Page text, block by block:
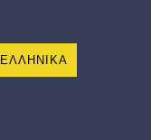
ΕΛΛΗΝΙΚΆ